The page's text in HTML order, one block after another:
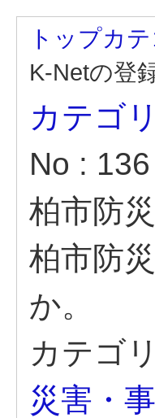
トップカ
K-Netの登
カテゴ
No : 136
柏市防
柏市防
か。
カテゴ
災害・